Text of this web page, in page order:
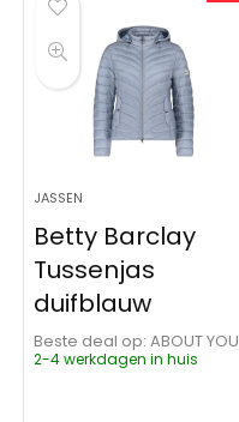
JASSEN
Betty Barclay
Tussenjas
duifblauw
Beste deal op:
ABOUT YOU
2-4 werkdagen in huis